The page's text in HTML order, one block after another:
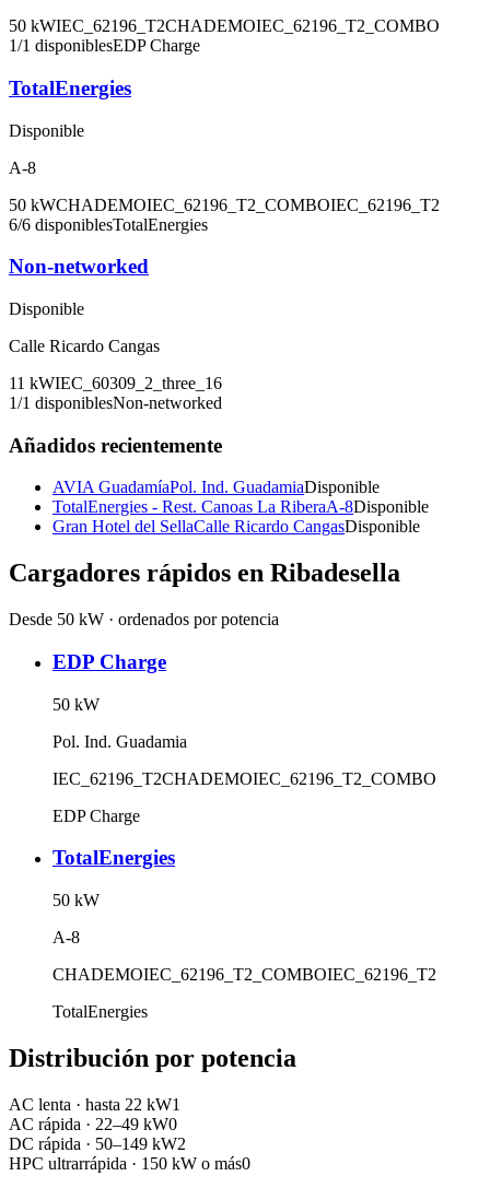
50 kWIEC_62196_T2CHADEMOIEC_62196_T2_COMBO
1/1 disponiblesEDP Charge
TotalEnergies
Disponible
A-8
50 kWCHADEMOIEC_62196_T2_COMBOIEC_62196_T2
6/6 disponiblesTotalEnergies
Non-networked
Disponible
Calle Ricardo Cangas
11 kWIEC_60309_2_three_16
1/1 disponiblesNon-networked
Añadidos recientemente
AVIA GuadamíaPol. Ind. GuadamiaDisponible
TotalEnergies - Rest. Canoas La RiberaA-8Disponible
Gran Hotel del SellaCalle Ricardo CangasDisponible
Cargadores rápidos en Ribadesella
Desde 50 kW · ordenados por potencia
EDP Charge
50 kW
Pol. Ind. Guadamia
IEC_62196_T2CHADEMOIEC_62196_T2_COMBO
EDP Charge
TotalEnergies
50 kW
A-8
CHADEMOIEC_62196_T2_COMBOIEC_62196_T2
TotalEnergies
Distribución por potencia
AC lenta · hasta 22 kW1
AC rápida · 22–49 kW0
DC rápida · 50–149 kW2
HPC ultrarrápida · 150 kW o más0